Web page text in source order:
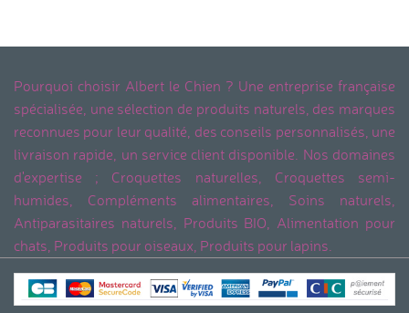
Pourquoi choisir Albert le Chien ? Une entreprise française
spécialisée, une sélection de produits naturels, des marques
reconnues pour leur qualité, des conseils personnalisés, une
livraison rapide, un service client disponible. Nos domaines
d'expertise ; Croquettes naturelles, Croquettes semi-
humides, Compléments alimentaires, Soins naturels,
Antiparasitaires naturels, Produits BIO, Alimentation pour
chats, Produits pour oiseaux, Produits pour lapins.